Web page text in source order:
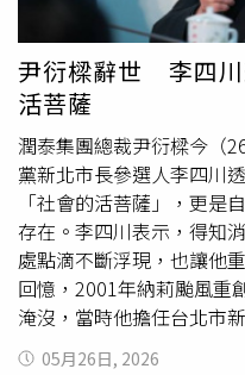
尹衍樑辭世 李四川
活菩薩
潤泰集團總裁尹衍樑今（
黨新北市長參選人李四川
「社會的活菩薩」，更是
存在。李四川表示，得知
處點滴不斷浮現，也讓他
回憶，2001年納莉颱風重
淹沒，當時他擔任台北市
往勘查，兩人穿著牛仔褲
05月26日, 2026